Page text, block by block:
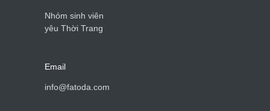
Nhóm sinh viên
yêu Thời Trang
Email
info@fatoda.com